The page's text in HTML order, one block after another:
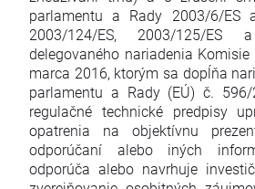
parlamentu a Rady 2003/6/ES
2003/124/ES, 2003/125/ES
delegovaného nariadenia
marca 2016, ktorým sa dopĺňa
parlamentu a Rady (EÚ) č.
regulačné technické predpisy
opatrenia na objektívnu
odporúčaní alebo iných
odporúča alebo navrhuje